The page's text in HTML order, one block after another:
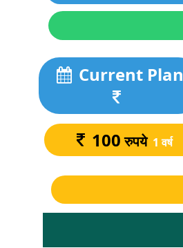
Current Plan
100 रुपये 1 वर्ष